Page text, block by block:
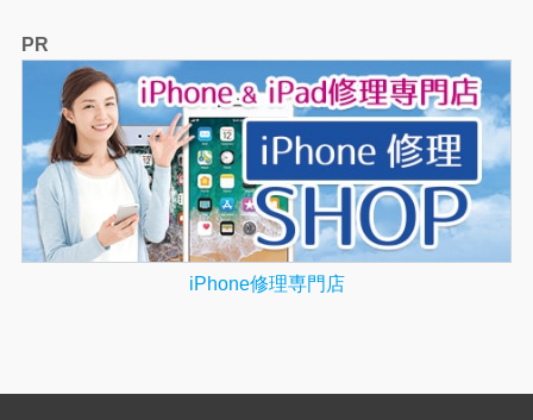
PR
iPhone修理専門店